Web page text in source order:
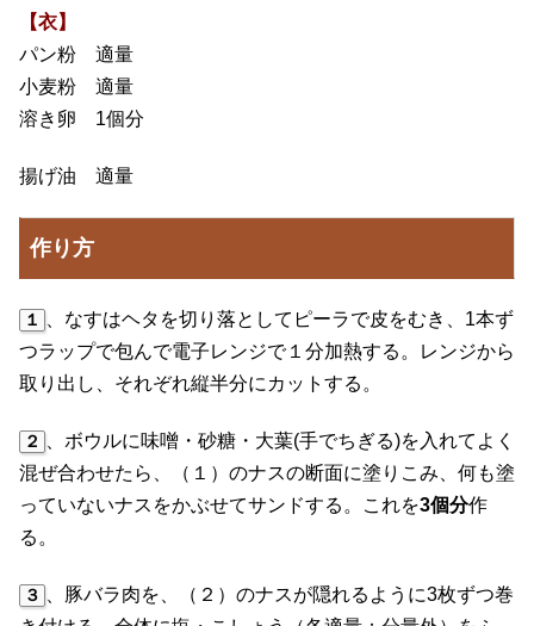
【衣】
パン粉 適量
小麦粉 適量
溶き卵 1個分
揚げ油 適量
作り方
１ 、なすはヘタを切り落としてピーラで皮をむき、1本ず
つラップで包んで電子レンジで１分加熱する。レンジから
取り出し、それぞれ縦半分にカットする。
２ 、ボウルに味噌・砂糖・大葉(手でちぎる)を入れてよく
混ぜ合わせたら、（１）のナスの断面に塗りこみ、何も塗
っていないナスをかぶせてサンドする。これを3個分作
る。
３ 、豚バラ肉を、（２）のナスが隠れるように3枚ずつ巻